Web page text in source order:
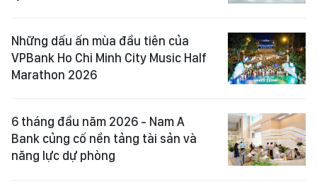
Những dấu ấn mùa đầu tiên của
VPBank Ho Chi Minh City Music Half
Marathon 2026
6 tháng đầu năm 2026 - Nam A
Bank củng cố nền tảng tài sản và
năng lực dự phòng